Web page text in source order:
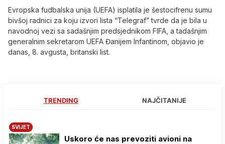
Evropska fudbalska unija (UEFA) isplatila je šestocifrenu sumu
bivšoj radnici za koju izvori lista “Telegraf” tvrde da je bila u
navodnoj vezi sa sadašnjim predsjednikom FIFA, a tadašnjim
generalnim sekretarom UEFA Đanijem Infantinom, objavio je
danas, 8. avgusta, britanski list.
TRENDING NAJČITANIJE
SVIJET
Uskoro će nas prevoziti avioni na